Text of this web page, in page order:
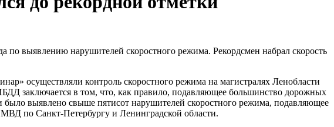
по выявлению нарушителей скоростного режима. Рекордсмен набрал скорость
осуществляли контроль скоростного режима на магистралях Ленобласти
заключается в том, что, как правило, подавляющее большинство дорожных
выявлено свыше пятисот нарушителей скоростного режима, подавляющее
по Санкт-Петербургу и Ленинградской области.